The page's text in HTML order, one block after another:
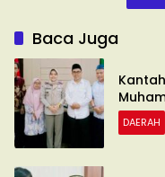
Baca Juga
DAERAH